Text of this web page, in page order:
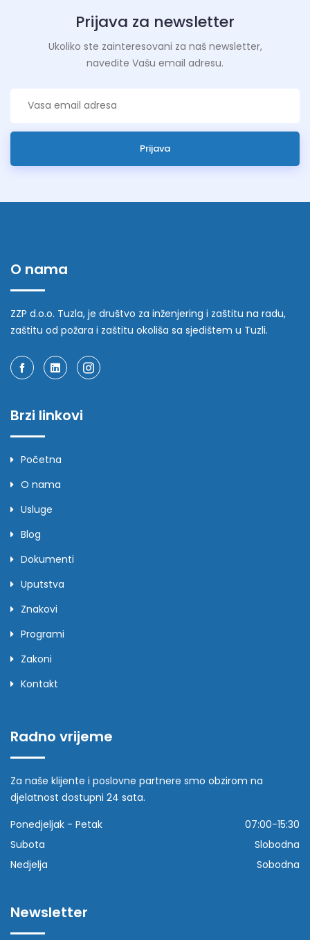
Prijava za newsletter
Ukoliko ste zainteresovani za naš newsletter,
navedite Vašu email adresu.
Prijava
O nama
ZZP d.o.o. Tuzla, je društvo za inženjering i zaštitu na radu,
zaštitu od požara i zaštitu okoliša sa sjedištem u Tuzli.
Brzi linkovi
Početna
O nama
Usluge
Blog
Dokumenti
Uputstva
Znakovi
Programi
Zakoni
Kontakt
Radno vrijeme
Za naše klijente i poslovne partnere smo obzirom na
djelatnost dostupni 24 sata.
Ponedjeljak - Petak
07:00-15:30
Subota
Slobodna
Nedjelja
Sobodna
Newsletter